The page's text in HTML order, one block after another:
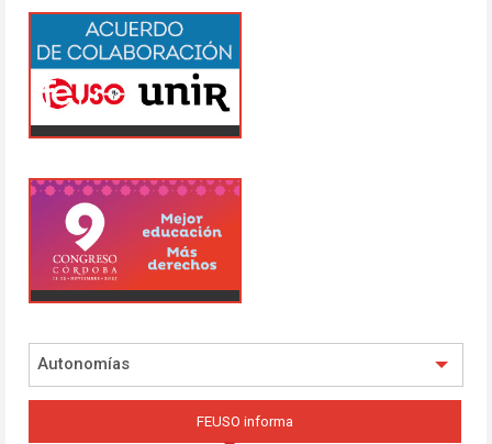
Autonomías
FEUSO informa